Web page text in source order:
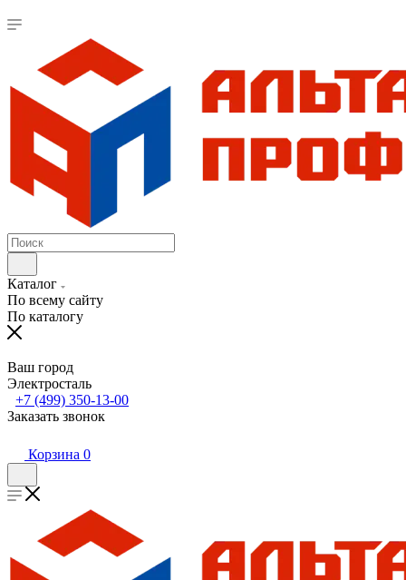
Каталог
По всему сайту
По каталогу
Ваш город
Электросталь
+7 (499) 350-13-00
Заказать звонок
Корзина 0